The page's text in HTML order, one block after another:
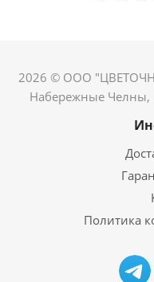
2026 © ООО
Набережные Челны,
Политика